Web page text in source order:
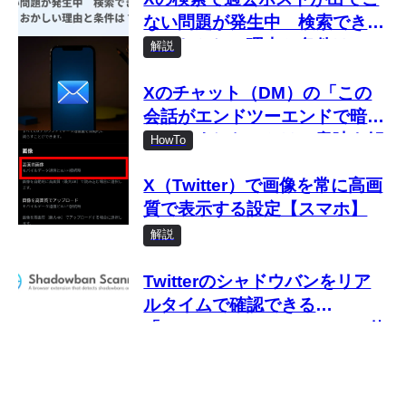
ない問題が発生中 検索できな
い・おかしい理由と条件は？
解説
Xのチャット（DM）の「この
会話がエンドツーエンドで暗号
化されました」とは？意味を解
HowTo
X（Twitter）で画像を常に高画
質で表示する設定【スマホ】
解説
Twitterのシャドウバンをリア
ルタイムで確認できる